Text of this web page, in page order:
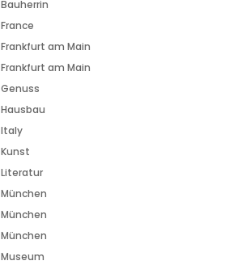
Bauherrin
France
Frankfurt am Main
Frankfurt am Main
Genuss
Hausbau
Italy
Kunst
Literatur
München
München
München
Museum